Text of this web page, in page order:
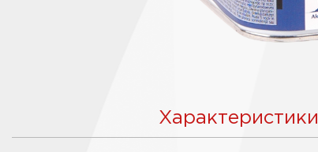
Характеристики